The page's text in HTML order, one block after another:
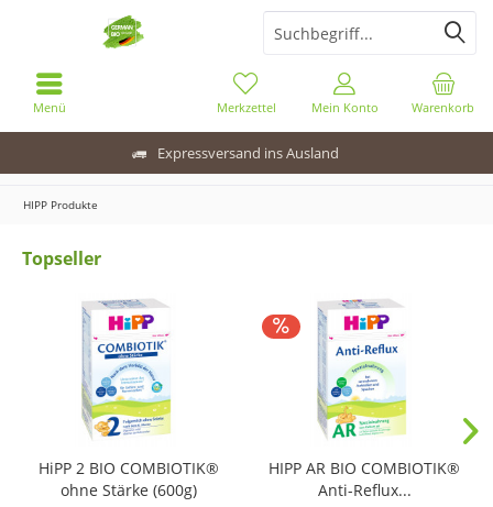
Expressversand ins Ausland
Menü Warenkorb
Merkzettel Mein Konto
HIPP Produkte
Topseller
HiPP 2 BIO COMBIOTIK®
ohne Stärke (600g)
HIPP AR BIO COMBIOTIK®
Anti-Reflux...